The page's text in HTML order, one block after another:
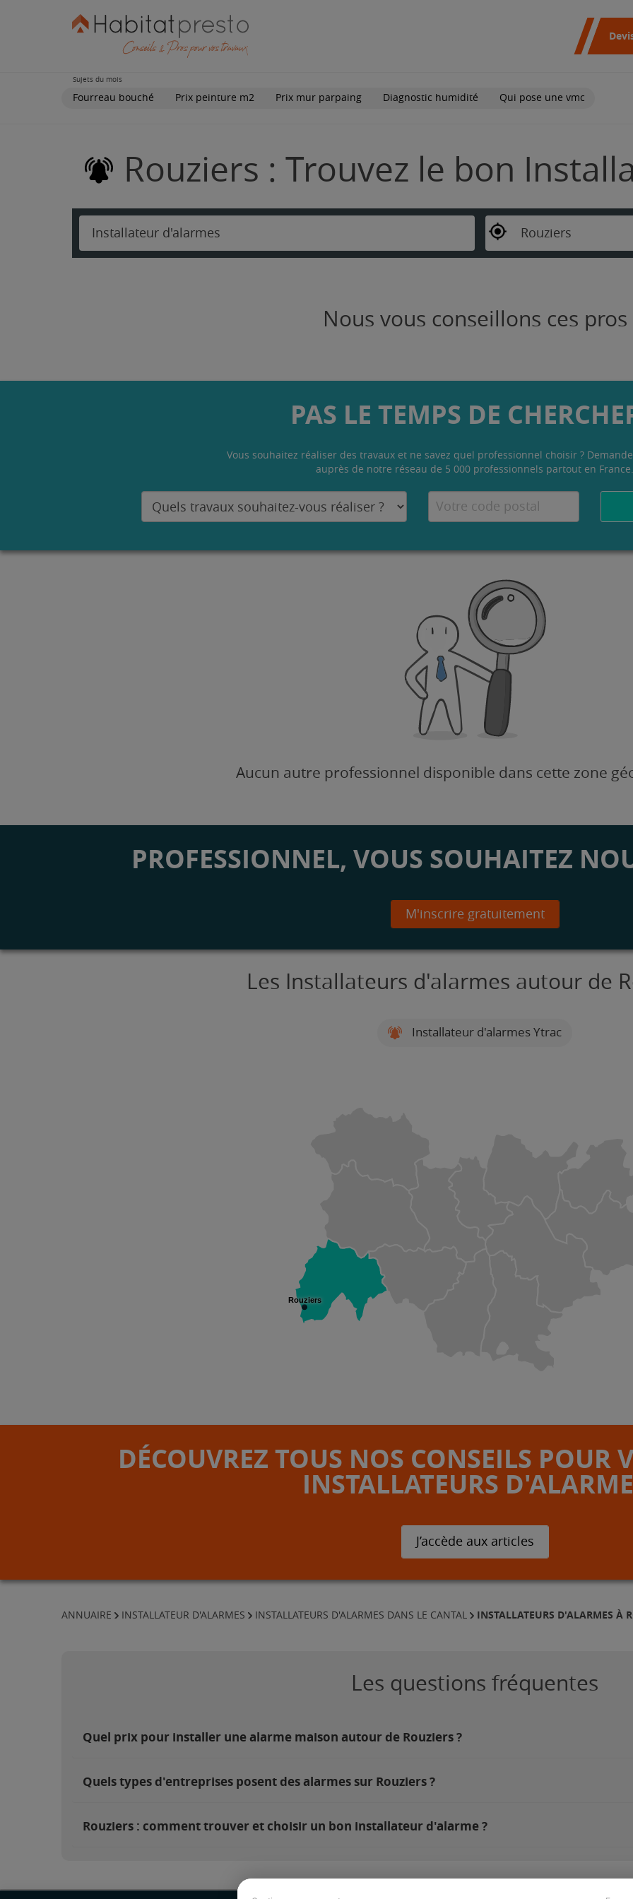
Sujets du mois
Fourreau bouché Prix peinture m2 Prix mur parpaing Diagnostic humidité Qui pose une vmc
Rouziers : Trouvez le bon
Installateur d'alarmes Rouziers
Nous vous conseillons ces pros
PAS LE TEMPS DE
Vous souhaitez réaliser des travaux et ne savez quel professionnel choisir ?
auprès de notre réseau de 5 000 professionnels partout en France.
Aucun autre professionnel disponible dans cette zone
PROFESSIONNEL, VOUS SOUHAITEZ
M'inscrire gratuitement
Les Installateurs d'alarmes autour de
Installateur d'alarmes Ytrac
Rouziers
DÉCOUVREZ TOUS NOS CONSEILS POUR
INSTALLATEURS
J’accède aux articles
ANNUAIRE INSTALLATEUR D'ALARMES INSTALLATEURS D'ALARMES DANS LE CANTAL INSTALLATEURS D'ALARMES À
Les questions fréquentes
Quel prix pour installer une alarme maison autour de Rouziers ?
Quels types d'entreprises posent des alarmes sur Rouziers ?
Rouziers : comment trouver et choisir un bon installateur d'alarme ?